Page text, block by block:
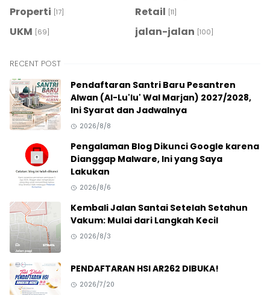
Properti [17] Retail [11]
UKM [69] jalan-jalan [100]
RECENT POST
Pendaftaran Santri Baru Pesantren
Alwan (Al-Lu'lu' Wal Marjan) 2027/2028,
Ini Syarat dan Jadwalnya
2026/8/8
Pengalaman Blog Dikunci Google karena
Dianggap Malware, Ini yang Saya
Lakukan
2026/8/6
Kembali Jalan Santai Setelah Setahun
Vakum: Mulai dari Langkah Kecil
2026/8/3
PENDAFTARAN HSI AR262 DIBUKA!
2026/7/20